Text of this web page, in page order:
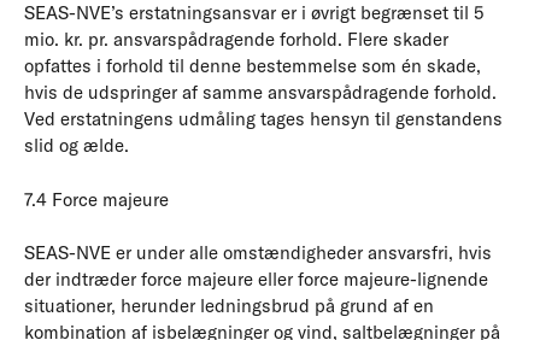
SEAS-NVE’s erstatningsansvar er i øvrigt begrænset til 5
mio. kr. pr. ansvarspådragende forhold. Flere skader
opfattes i forhold til denne bestemmelse som én skade,
hvis de udspringer af samme ansvarspådragende forhold.
Ved erstatningens udmåling tages hensyn til genstandens
slid og ælde.
7.4 Force majeure
SEAS-NVE er under alle omstændigheder ansvarsfri, hvis
der indtræder force majeure eller force majeure-lignende
situationer, herunder ledningsbrud på grund af en
kombination af isbelægninger og vind, saltbelægninger på